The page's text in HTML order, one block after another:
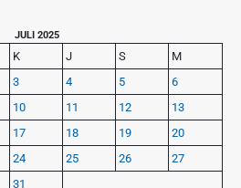
JULI 2025
K J S
M
3 4 5
6
10 11 12
13
17 18 19
20
24 25 26
27
31